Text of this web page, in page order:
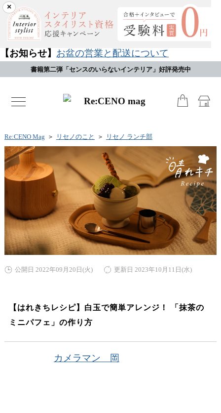
×
【お知らせ】 お盆の営業と配送について
書籍第二弾「センスのいらないインテリア」好評発売中
toggle
navigation
Re:CENO Mag ＞ リセノのこと ＞ リセノ ランチ部
公開日 2022年09月20日(火) 更新日 2023年10月11日(水)
【はれきちレシピ】白玉で簡単アレンジ！ 「抹茶の
ミニパフェ」の作り方
カメラマン 岡